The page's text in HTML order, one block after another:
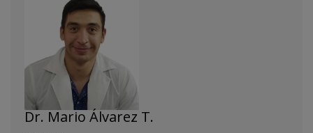
Dr. Mario Álvarez T.